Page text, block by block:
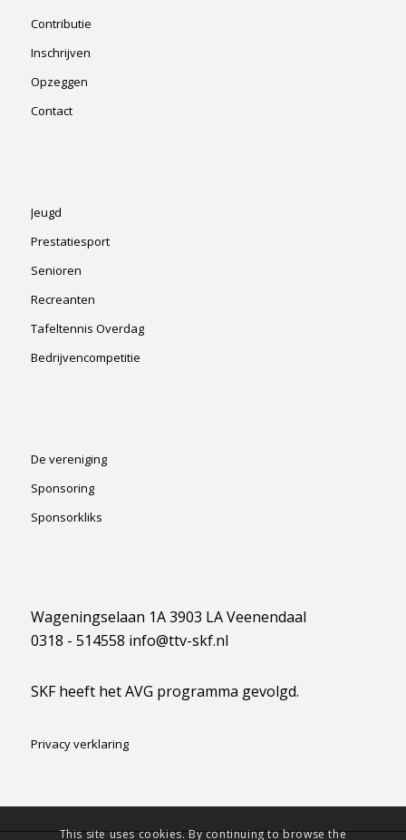
Contributie
Inschrijven
Opzeggen
Contact
Jeugd
Prestatiesport
Senioren
Recreanten
Tafeltennis Overdag
Bedrijvencompetitie
De vereniging
Sponsoring
Sponsorkliks
Wageningselaan 1A 3903 LA Veenendaal
0318 - 514558 info@ttv-skf.nl
SKF heeft het AVG programma gevolgd.
Privacy verklaring
This site uses cookies. By continuing to browse the